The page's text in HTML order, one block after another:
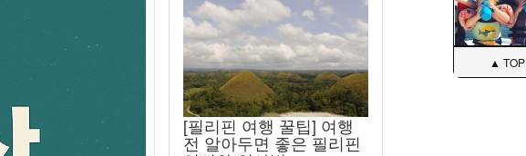
[필리핀 여행 꿀팁] 여행
전 알아두면 좋은 필리핀
▲ TOP